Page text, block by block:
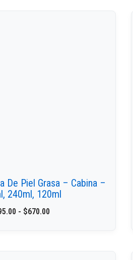
De Piel Grasa – Cabina –
240ml, 120ml
- $670.00